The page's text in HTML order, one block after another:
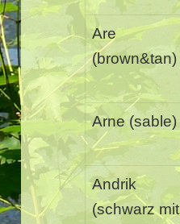
Are
(brown&tan)
Arne (sable)
Andrik
(schwarz mit